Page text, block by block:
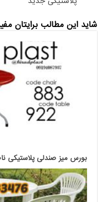
شاید این مطالب برایتان
بورس میز صندلی پلاستیکی